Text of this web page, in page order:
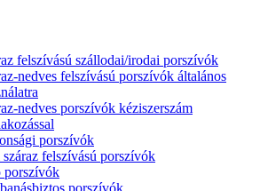
felszívású szállodai/irodai porszívók
nedves felszívású porszívók általános
nedves porszívók kéziszerszám
porszívók
felszívású porszívók
porszívók
porszívók